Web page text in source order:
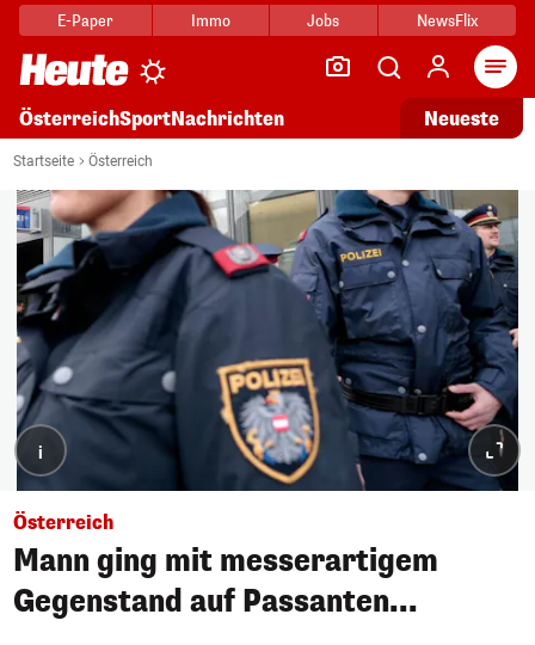
E-Paper Immo Jobs NewsFlix
ÖsterreichSportNachrichten Neueste
Startseite Österreich
i
Österreich
Mann ging mit messerartigem
Gegenstand auf Passanten...